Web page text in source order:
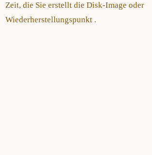
Zeit, die Sie erstellt die Disk-Image oder
Wiederherstellungspunkt .